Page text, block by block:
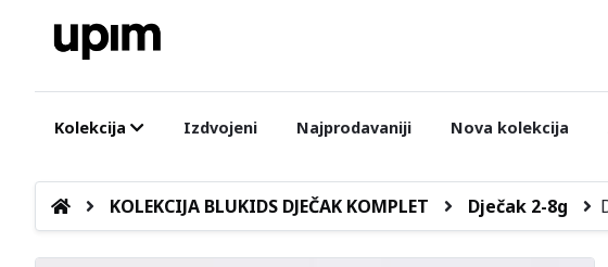
Kolekcija Izdvojeni Najprodavaniji Nova kolekcija
KOLEKCIJA BLUKIDS DJEČAK KOMPLET Dječak 2-8g